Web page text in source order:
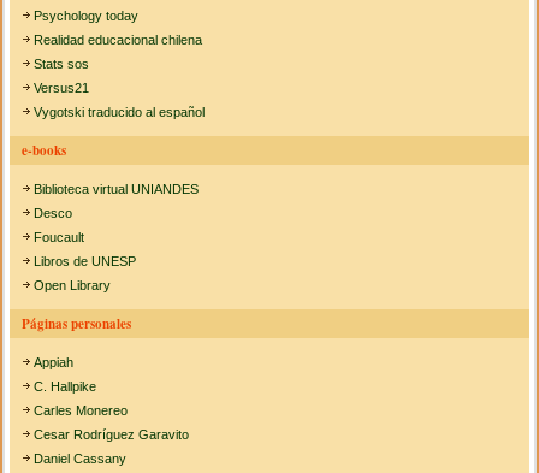
Psychology today
Realidad educacional chilena
Stats sos
Versus21
Vygotski traducido al español
e-books
Biblioteca virtual UNIANDES
Desco
Foucault
Libros de UNESP
Open Library
Páginas personales
Appiah
C. Hallpike
Carles Monereo
Cesar Rodríguez Garavito
Daniel Cassany